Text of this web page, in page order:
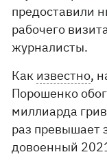
предоставили
рабочего
журналисты.
Как известно,
Порошенко
миллиарда
раз превышает
довоенный